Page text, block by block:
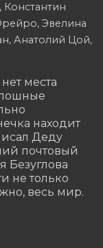
Константин
Эвелина
Анатолий Цой,
места
находит
Деду
почтовый
Безуглова
не только
весь мир.